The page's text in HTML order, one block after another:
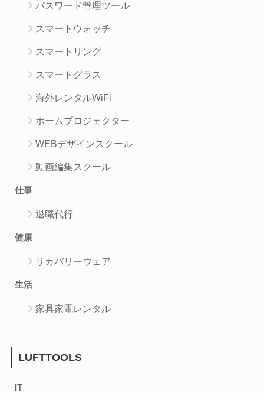
パスワード管理ツール
スマートウォッチ
スマートリング
スマートグラス
海外レンタルWiFi
ホームプロジェクター
WEBデザインスクール
動画編集スクール
仕事
退職代行
健康
リカバリーウェア
生活
家具家電レンタル
LUFTTOOLS
IT